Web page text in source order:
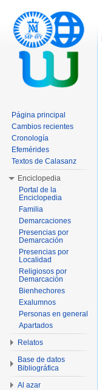
Página principal
Cambios recientes
Cronología
Efemérides
Textos de Calasanz
Enciclopedia
Portal de la
Enciclopedia
Familia
Demarcaciones
Presencias por
Demarcación
Presencias por
Localidad
Religiosos por
Demarcación
Bienhechores
Exalumnos
Personas en general
Apartados
Relatos
Base de datos
Bibliográfica
Al azar